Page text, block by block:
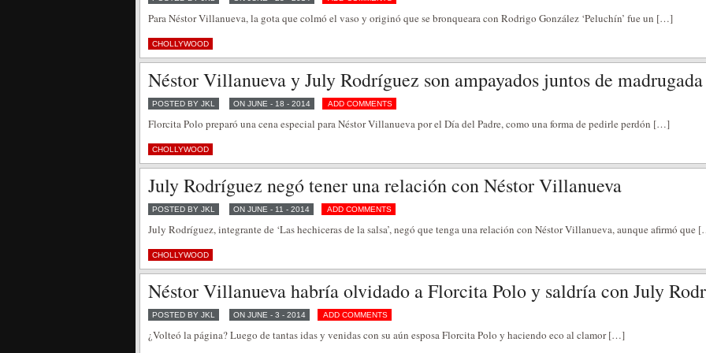
Para Néstor Villanueva, la gota que colmó el vaso y originó que se bronqueara con Rodrigo González ‘Peluchín’ fue un […]
CHOLLYWOOD
Néstor Villanueva y July Rodríguez son ampayados juntos de madrugada
POSTED BY JKL ON JUNE - 18 - 2014 ADD COMMENTS
Florcita Polo preparó una cena especial para Néstor Villanueva por el Día del Padre, como una forma de pedirle perdón […]
CHOLLYWOOD
July Rodríguez negó tener una relación con Néstor Villanueva
POSTED BY JKL ON JUNE - 11 - 2014 ADD COMMENTS
July Rodríguez, integrante de ‘Las hechiceras de la salsa’, negó que tenga una relación con Néstor Villanueva, aunque afirmó que
CHOLLYWOOD
Néstor Villanueva habría olvidado a Florcita Polo y saldría con July
POSTED BY JKL ON JUNE - 3 - 2014 ADD COMMENTS
¿Volteó la página? Luego de tantas idas y venidas con su aún esposa Florcita Polo y haciendo eco al clamor […]